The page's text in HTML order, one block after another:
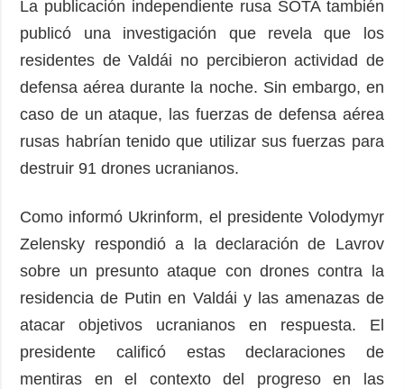
La publicación independiente rusa SOTA también
publicó una investigación que revela que los
residentes de Valdái no percibieron actividad de
defensa aérea durante la noche. Sin embargo, en
caso de un ataque, las fuerzas de defensa aérea
rusas habrían tenido que utilizar sus fuerzas para
destruir 91 drones ucranianos.
Como informó Ukrinform, el presidente Volodymyr
Zelensky respondió a la declaración de Lavrov
sobre un presunto ataque con drones contra la
residencia de Putin en Valdái y las amenazas de
atacar objetivos ucranianos en respuesta. El
presidente calificó estas declaraciones de
mentiras en el contexto del progreso en las